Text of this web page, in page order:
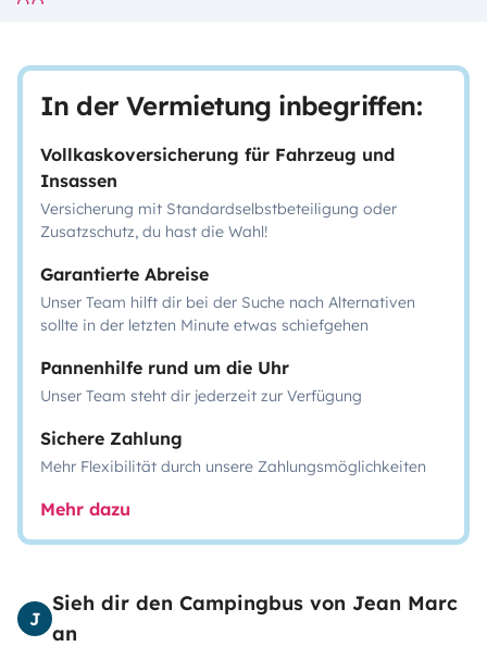
In der Vermietung inbegriffen:
Vollkaskoversicherung für Fahrzeug und
Insassen
Versicherung mit Standardselbstbeteiligung oder
Zusatzschutz, du hast die Wahl!
Garantierte Abreise
Unser Team hilft dir bei der Suche nach Alternativen
sollte in der letzten Minute etwas schiefgehen
Pannenhilfe rund um die Uhr
Unser Team steht dir jederzeit zur Verfügung
Sichere Zahlung
Mehr Flexibilität durch unsere Zahlungsmöglichkeiten
Mehr dazu
J
Sieh dir den Campingbus von Jean Marc
an